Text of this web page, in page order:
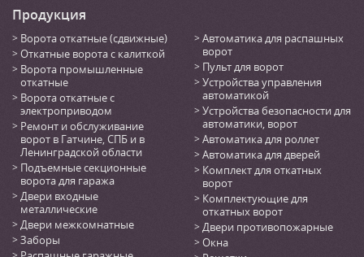
Продукция
Ворота откатные (сдвижные)
Откатные ворота с калиткой
Ворота промышленные
откатные
Ворота откатные с
электроприводом
Ремонт и обслуживание
ворот в Гатчине, СПБ и в
Ленинградской области
Подъемные секционные
ворота для гаража
Двери входные
металлические
Двери межкомнатные
Заборы
Автоматика для распашных
ворот
Пульт для ворот
Устройства управления
автоматикой
Устройства безопасности для
автоматики, ворот
Автоматика для роллет
Автоматика для дверей
Комплект для откатных
ворот
Комплектующие для
откатных ворот
Двери противопожарные
Окна